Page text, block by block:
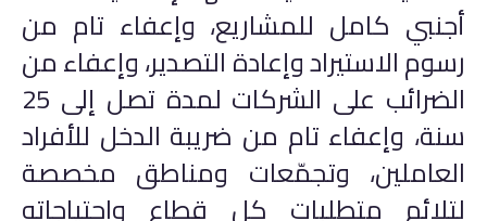
أجنبي كامل للمشاريع، وإعفاء تام من
رسوم الاستيراد وإعادة التصدير، وإعفاء من
الضرائب على الشركات لمدة تصل إلى 25
سنة، وإعفاء تام من ضريبة الدخل للأفراد
العاملين، وتجمّعات ومناطق مخصصة
لتلائم متطلبات كل قطاع واحتياجاته